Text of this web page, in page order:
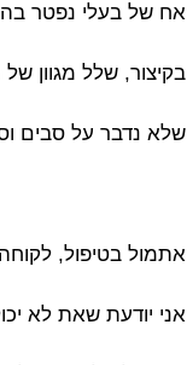
אח של בעלי נפטר
בקיצור, שלל מגוון
שלא נדבר על סבים
אתמול בטיפול,
אני יודעת שאת לא